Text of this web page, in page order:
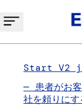
Start V2
— 患者がお
社を頼りに